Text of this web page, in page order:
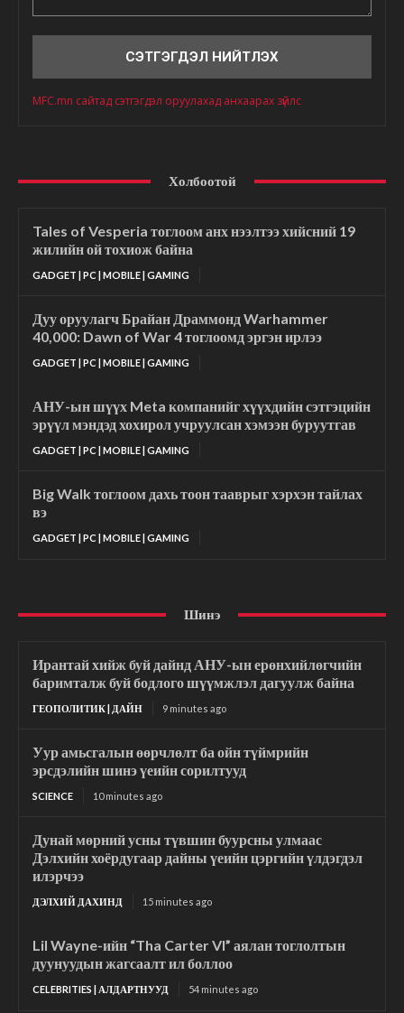
MFC.mn сайтад сэтгэгдэл оруулахад анхаарах зүйлс
Холбоотой
Tales of Vesperia тоглоом анх нээлтээ хийсний 19
жилийн ой тохиож байна
GADGET | PC | MOBILE | GAMING
Дуу оруулагч Брайан Драммонд Warhammer
40,000: Dawn of War 4 тоглоомд эргэн ирлээ
GADGET | PC | MOBILE | GAMING
АНУ-ын шүүх Meta компанийг хүүхдийн сэтгэцийн
эрүүл мэндэд хохирол учруулсан хэмээн буруутгав
GADGET | PC | MOBILE | GAMING
Big Walk тоглоом дахь тоон тааврыг хэрхэн тайлах
вэ
GADGET | PC | MOBILE | GAMING
Шинэ
Ирантай хийж буй дайнд АНУ-ын ерөнхийлөгчийн
баримталж буй бодлого шүүмжлэл дагуулж байна
ГЕОПОЛИТИК | ДАЙН 9 minutes ago
Уур амьсгалын өөрчлөлт ба ойн түймрийн
эрсдэлийн шинэ үеийн сорилтууд
SCIENCE 10 minutes ago
Дунай мөрний усны түвшин буурсны улмаас
Дэлхийн хоёрдугаар дайны үеийн цэргийн үлдэгдэл
илэрчээ
ДЭЛХИЙ ДАХИНД 15 minutes ago
Lil Wayne-ийн “Tha Carter VI” аялан тоглолтын
дуунуудын жагсаалт ил боллоо
CELEBRITIES | АЛДАРТНУУД 54 minutes ago